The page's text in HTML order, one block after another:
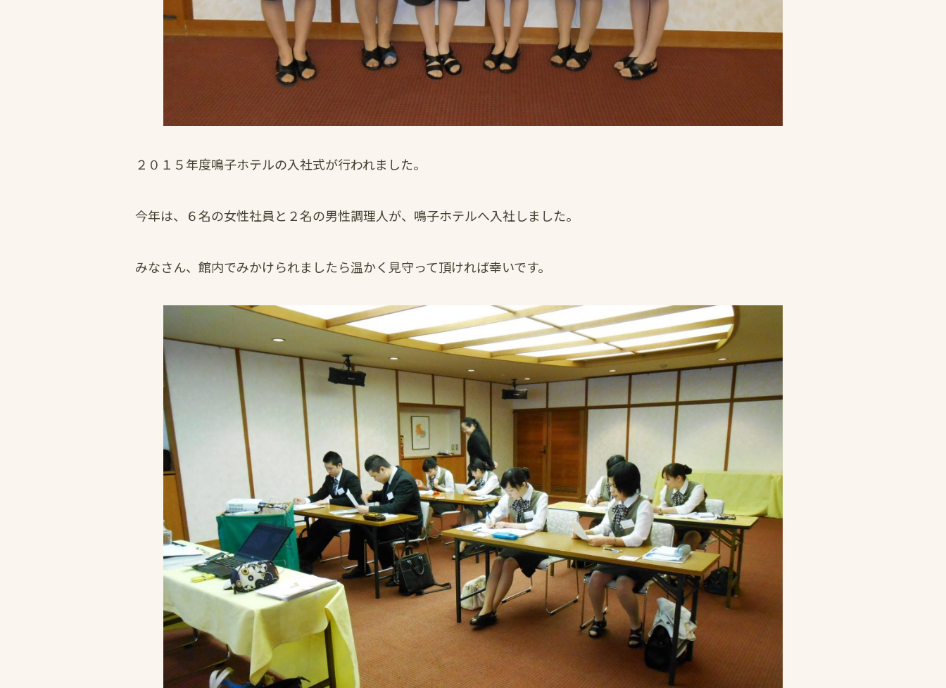
２０１５年度鳴子ホテルの入社式が行われました。
今年は、６名の女性社員と２名の男性調理人が、鳴子ホテルへ入社しました。
みなさん、館内でみかけられましたら温かく見守って頂ければ幸いです。